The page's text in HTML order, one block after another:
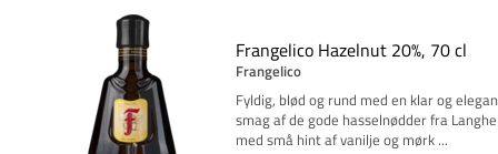
Frangelico Hazelnut 20%, 70 cl
Frangelico
Fyldig, blød og rund med en klar og
smag af de gode hasselnødder fra Langhe
med små hint af vanilje og mørk ...